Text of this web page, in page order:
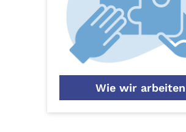
Wie wir arbeiten